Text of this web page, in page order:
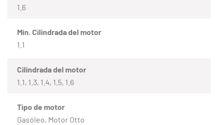
1.6
Mín. Cilindrada del motor
1.1
Cilindrada del motor
1.1, 1.3, 1.4, 1.5, 1.6
Tipo de motor
Gasóleo, Motor Otto